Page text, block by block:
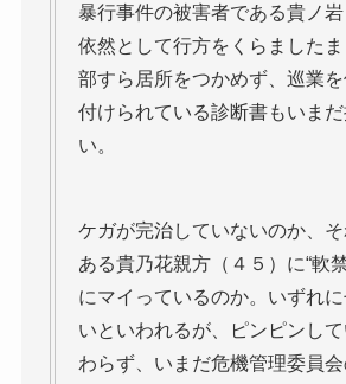
暴行事件の被害者である貴ノ岩
依然として行方をくらました
部すら居所をつかめず、巡業
付けられている診断書もいま
い。
ケガが完治していないのか、
ある貴乃花親方（４５）に“軟
にマイっているのか。いずれ
いといわれるが、ピンピンし
わらず、いまだ危機管理委員